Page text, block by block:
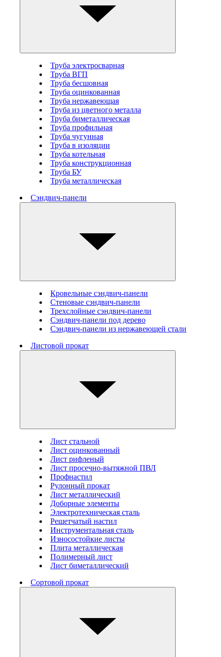
Труба электросварная
Труба ВГП
Труба бесшовная
Труба оцинкованная
Труба нержавеющая
Труба из цветного металла
Труба биметаллическая
Труба профильная
Труба чугунная
Труба в изоляции
Труба котельная
Труба конструкционная
Труба БУ
Труба металлическая
Сэндвич-панели
Кровельные сэндвич-панели
Стеновые cэндвич-панели
Трехслойные сэндвич-панели
Сэндвич-панели под дерево
Сэндвич-панели из нержавеющей стали
Листовой прокат
Лист стальной
Лист оцинкованный
Лист рифленый
Лист просечно-вытяжной ПВЛ
Профнастил
Рулонный прокат
Лист металлический
Доборные элементы
Электротехническая сталь
Решетчатый настил
Инструментальная сталь
Износостойкие листы
Плита металлическая
Полимерный лист
Лист биметаллический
Сортовой прокат